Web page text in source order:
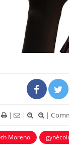
| | |
Moreno